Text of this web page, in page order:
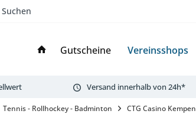
Suchen
Gutscheine Vereinsshops
Versand innerhalb von 24h*
Tennis - Rollhockey - Badminton CTG Casino Kempen